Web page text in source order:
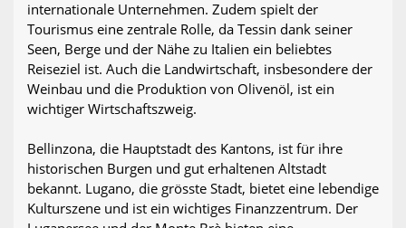
internationale Unternehmen. Zudem spielt der
Tourismus eine zentrale Rolle, da Tessin dank seiner
Seen, Berge und der Nähe zu Italien ein beliebtes
Reiseziel ist. Auch die Landwirtschaft, insbesondere der
Weinbau und die Produktion von Olivenöl, ist ein
wichtiger Wirtschaftszweig.
Bellinzona, die Hauptstadt des Kantons, ist für ihre
historischen Burgen und gut erhaltenen Altstadt
bekannt. Lugano, die grösste Stadt, bietet eine lebendige
Kulturszene und ist ein wichtiges Finanzzentrum. Der